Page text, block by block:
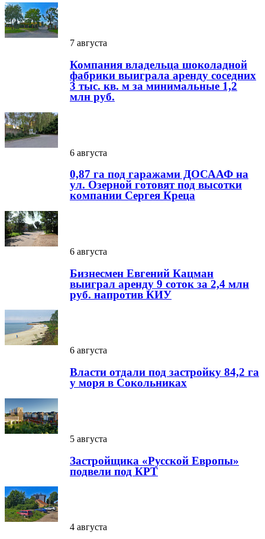
7 августа
Компания владельца шоколадной
фабрики выиграла аренду соседних
3 тыс. кв. м за минимальные 1,2
млн руб.
6 августа
0,87 га под гаражами ДОСААФ на
ул. Озерной готовят под высотки
компании Сергея Креца
6 августа
Бизнесмен Евгений Кацман
выиграл аренду 9 соток за 2,4 млн
руб. напротив КИУ
6 августа
Власти отдали под застройку 84,2 га
у моря в Сокольниках
5 августа
Застройщика «Русской Европы»
подвели под КРТ
4 августа